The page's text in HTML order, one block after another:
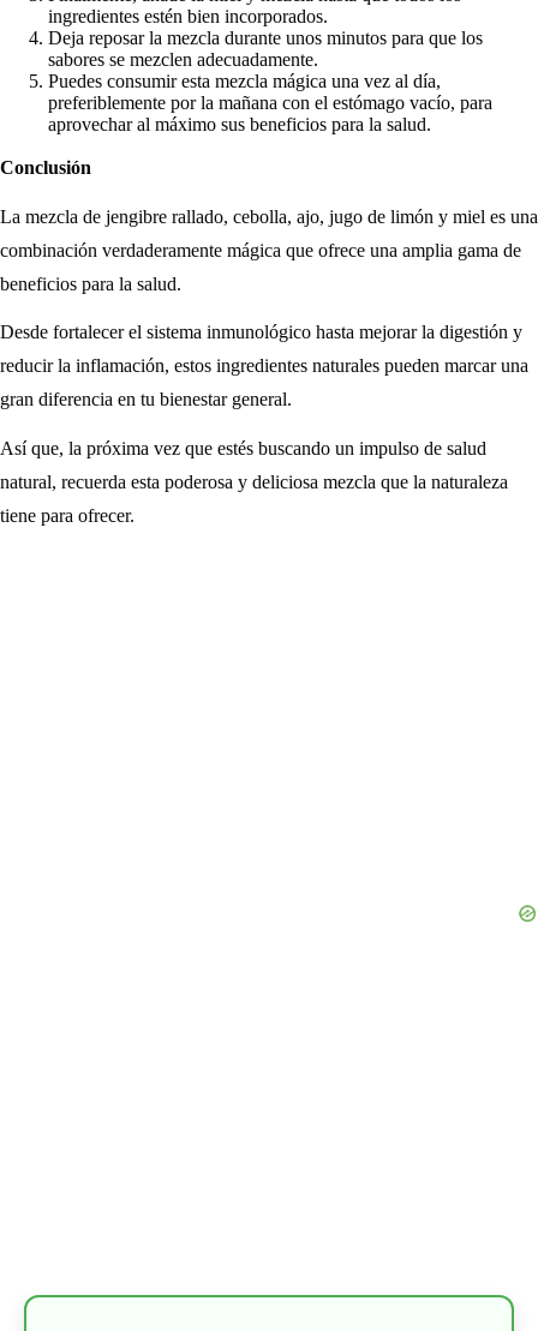
ingredientes estén bien incorporados.
Deja reposar la mezcla durante unos minutos para que los
sabores se mezclen adecuadamente.
Puedes consumir esta mezcla mágica una vez al día,
preferiblemente por la mañana con el estómago vacío, para
aprovechar al máximo sus beneficios para la salud.
Conclusión
La mezcla de jengibre rallado, cebolla, ajo, jugo de limón y miel es una
combinación verdaderamente mágica que ofrece una amplia gama de
beneficios para la salud.
Desde fortalecer el sistema inmunológico hasta mejorar la digestión y
reducir la inflamación, estos ingredientes naturales pueden marcar una
gran diferencia en tu bienestar general.
Así que, la próxima vez que estés buscando un impulso de salud
natural, recuerda esta poderosa y deliciosa mezcla que la naturaleza
tiene para ofrecer.